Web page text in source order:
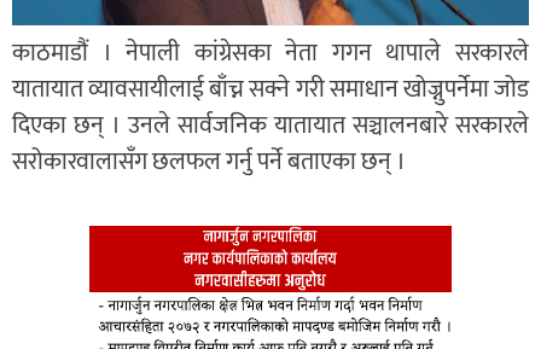
काठमाडौं । नेपाली कांग्रेसका नेता गगन थापाले सरकारले
यातायात व्यावसायीलाई बाँच्न सक्ने गरी समाधान खोज्नुपर्नेमा जोड
दिएका छन् । उनले सार्वजनिक यातायात सञ्चालनबारे सरकारले
सरोकारवालासँग छलफल गर्नु पर्ने बताएका छन् ।